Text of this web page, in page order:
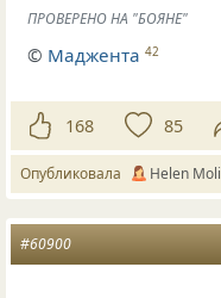
ПРОВЕРЕНО НА "БОЯНЕ"
© Маджента 42
168 85
Опубликовала Helen Moli
#60900